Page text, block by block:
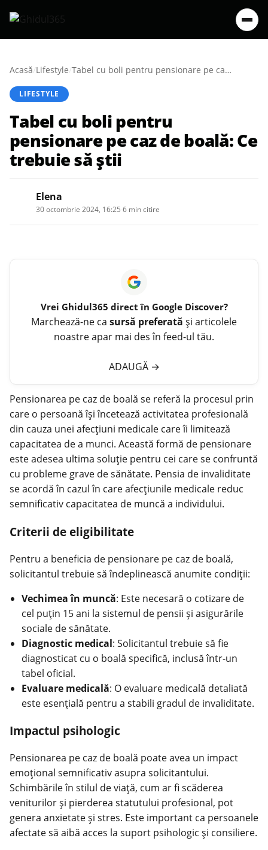
Acasă/Lifestyle/ Tabel cu boli pentru pensionare pe caz de boală: Ce trebuie să știi
LIFESTYLE
Tabel cu boli pentru
pensionare pe caz de boală: Ce
trebuie să știi
Elena
30 octombrie 2024, 16:25 6 min citire
Vrei Ghidul365 direct în Google Discover?
Marchează-ne ca sursă preferată și articolele
noastre apar mai des în feed-ul tău.
ADAUGĂ →
Pensionarea pe caz de boală se referă la procesul prin
care o persoană își încetează activitatea profesională
din cauza unei afecțiuni medicale care îi limitează
capacitatea de a munci. Această formă de pensionare
este adesea ultima soluție pentru cei care se confruntă
cu probleme grave de sănătate. Pensia de invaliditate
se acordă în cazul în care afecțiunile medicale reduc
semnificativ capacitatea de muncă a individului.
Criterii de eligibilitate
Pentru a beneficia de pensionare pe caz de boală,
solicitantul trebuie să îndeplinească anumite condiții:
Vechimea în muncă: Este necesară o cotizare de
cel puțin 15 ani la sistemul de pensii și asigurările
sociale de sănătate.
Diagnostic medical: Solicitantul trebuie să fie
diagnosticat cu o boală specifică, inclusă într-un
tabel oficial.
Evaluare medicală: O evaluare medicală detaliată
este esențială pentru a stabili gradul de invaliditate.
Impactul psihologic
Pensionarea pe caz de boală poate avea un impact
emoțional semnificativ asupra solicitantului.
Schimbările în stilul de viață, cum ar fi scăderea
veniturilor și pierderea statutului profesional, pot
genera anxietate și stres. Este important ca persoanele
afectate să aibă acces la suport psihologic și consiliere.